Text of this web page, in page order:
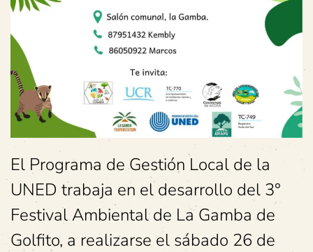
El Programa de Gestión Local de la
UNED trabaja en el desarrollo del 3°
Festival Ambiental de La Gamba de
Golfito, a realizarse el sábado 26 de